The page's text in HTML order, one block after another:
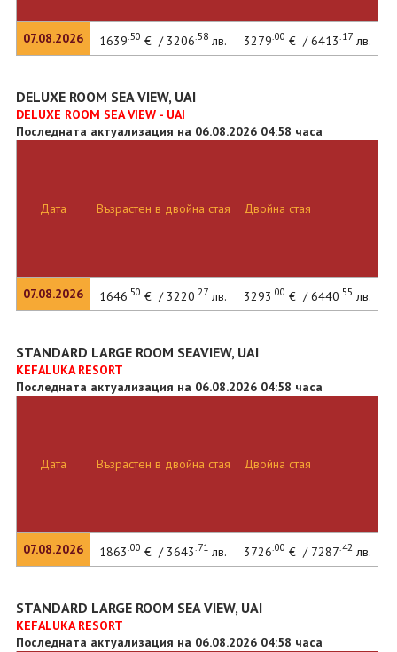
07.08.2026 1639.50 € / 3206.58 лв. 3279.00 € / 6413.17 лв.
DELUXE ROOM SEA VIEW, UAI
DELUXE ROOM SEA VIEW - UAI
Последната актуализация на 06.08.2026 04:58 часа
Дата
07.08.2026
Възрастен в двойна стая Двойна стая
1646.50 € / 3220.27 лв. 3293.00 € / 6440.55 лв.
STANDARD LARGE ROOM SEAVIEW, UAI
KEFALUKA RESORT
Последната актуализация на 06.08.2026 04:58 часа
Дата
07.08.2026
Възрастен в двойна стая Двойна стая
1863.00 € / 3643.71 лв. 3726.00 € / 7287.42лв.
STANDARD LARGE ROOM SEA VIEW, UAI
KEFALUKA RESORT
Последната актуализация на 06.08.2026 04:58 часа